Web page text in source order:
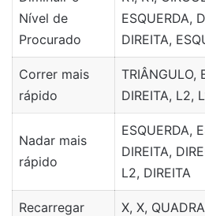
Nível de
Procurado
ESQUERDA,
DIREITA,
Correr mais
rápido
TRIÂNGULO,
DIREITA, L2,
Nadar mais
rápido
ESQUERDA,
DIREITA,
L2, DIREITA
Recarregar
X, X,